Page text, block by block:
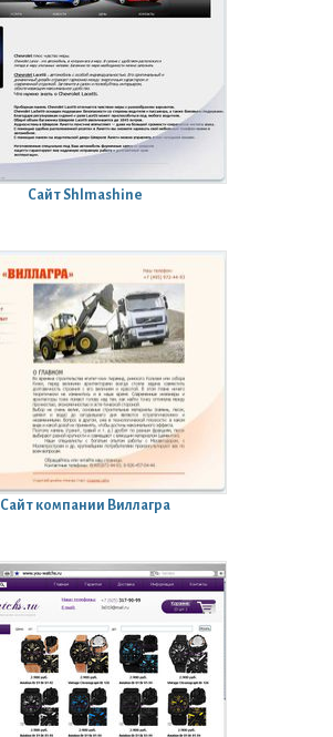
Сайт Shlmashine
Сайт компании Виллагра